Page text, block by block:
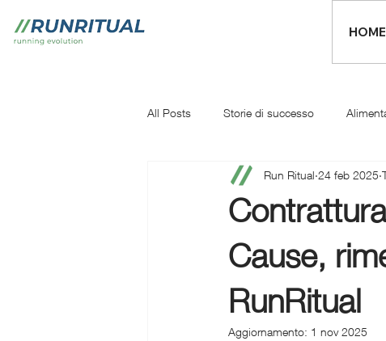
HOME
All Posts Storie di successo
Iniziare a correre
Cause,
RunRitual
Run Ritual 24 feb 2025
Aggiornamento: 1 nov 2025